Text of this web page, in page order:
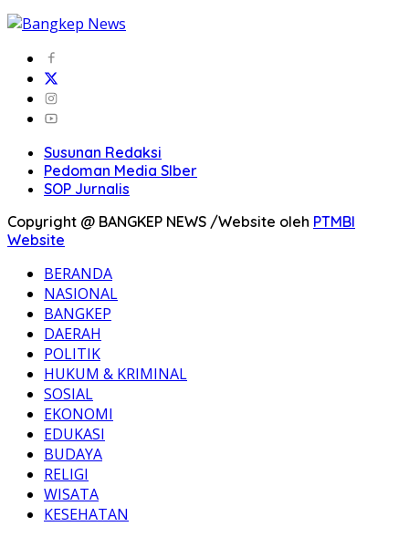
Susunan Redaksi
Pedoman Media SIber
SOP Jurnalis
Copyright @ BANGKEP NEWS /Website oleh PTMBI
Website
BERANDA
NASIONAL
BANGKEP
DAERAH
POLITIK
HUKUM & KRIMINAL
SOSIAL
EKONOMI
EDUKASI
BUDAYA
RELIGI
WISATA
KESEHATAN